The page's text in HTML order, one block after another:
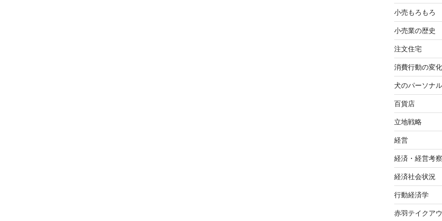
小売もろもろ
小売業の歴史
注文住宅
消費行動の変化
犬のパーソナ
百貨店
立地戦略
経営
経済・経営考察
経済社会状況
行動経済学
赤羽テイクア